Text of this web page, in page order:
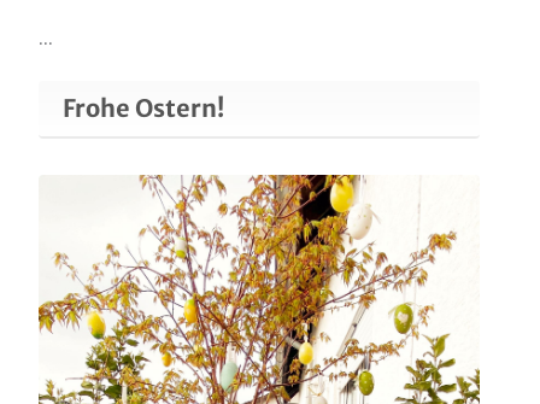
...
Frohe Ostern!